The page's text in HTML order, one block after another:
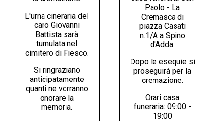
L'urna cineraria del
caro Giovanni
Battista sarà
tumulata nel
cimitero di Fiesco.
Si ringraziano
anticipatamente
quanti ne vorranno
onorare la
memoria.
Paolo - La
Cremasca di
piazza Casati
n.1/A a Spino
d'Adda.
Dopo le esequie si
proseguirà per la
cremazione.
Orari casa
funeraria: 09:00 -
19:00